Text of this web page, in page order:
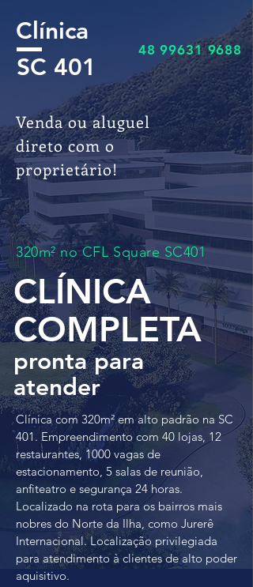
Clínica
48 99631 9688
SC 401
Venda ou aluguel
direto com o
proprietário!
320m² no CFL Square SC401
CLÍNICA
COMPLETA
pronta para
atender
Clínica com 320m² em alto padrão na SC
401. Empreendimento com 40 lojas, 12
restaurantes, 1000 vagas de
estacionamento, 5 salas de reunião,
anfiteatro e segurança 24 horas.
Localizado na rota para os bairros mais
nobres do Norte da Ilha, como Jurerê
Internacional. Localização privilegiada
para atendimento à clientes de alto poder
aquisitivo.